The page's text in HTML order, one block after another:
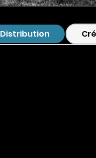
Distribution